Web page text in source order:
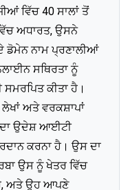
ਵਿੱਚ 40 ਸਾਲਾਂ ਤੋਂ
ਅਧਾਰਤ, ਉਸਨੇ
ਡੋਮੇਨ ਨਾਮ ਪ੍ਰਣਾਲੀਆਂ
ਸਥਿਰਤਾ ਨੂੰ
ਕੀਤਾ ਹੈ।
ਅਤੇ ਵਰਕਸ਼ਾਪਾਂ
ਉਦੇਸ਼ ਆਈਟੀ
ਕਰਨਾ ਹੈ। ਉਸ ਦਾ
ਉਸ ਨੂੰ ਖੇਤਰ ਵਿੱਚ
ਅਤੇ ਉਹ ਆਪਣੇ